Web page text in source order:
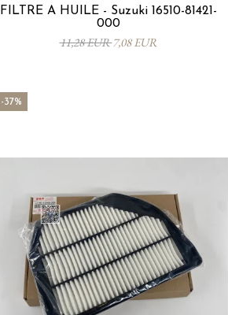
FILTRE À HUILE - Suzuki 16510-81421-
000
11,28 EUR7,08 EUR
-37%